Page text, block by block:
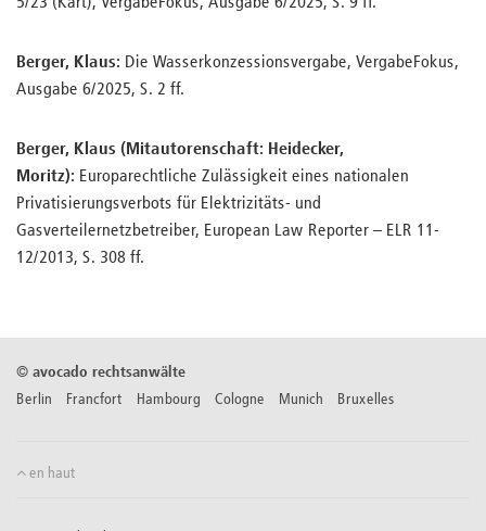
Berger, Klaus: Die Wasserkonzessionsvergabe, VergabeFokus,
Ausgabe 6/2025, S. 2 ff.
Berger, Klaus (Mitautorenschaft: Heidecker,
Moritz): Europarechtliche Zulässigkeit eines nationalen
Privatisierungsverbots für Elektrizitäts- und
Gasverteilernetzbetreiber, European Law Reporter – ELR 11-
12/2013, S. 308 ff.
© avocado rechtsanwälte
Berlin Francfort Hambourg Cologne Munich Bruxelles
en haut